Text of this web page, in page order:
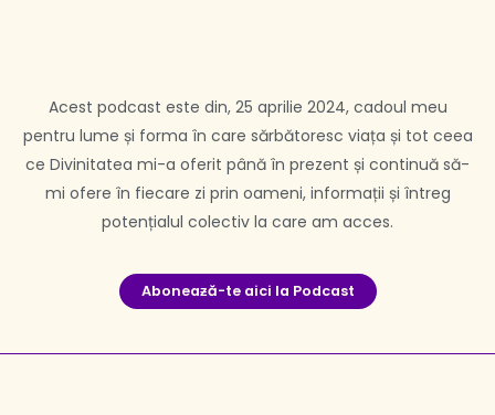
Acest podcast este din, 25 aprilie 2024, cadoul meu
pentru lume și forma în care sărbătoresc viața și tot ceea
ce Divinitatea mi-a oferit până în prezent și continuă să-
mi ofere în fiecare zi prin oameni, informații și întreg
potențialul colectiv la care am acces.
Aboneaƶă-te aici la Podcast